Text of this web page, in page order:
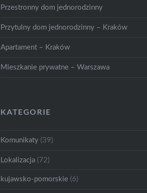
Przestronny dom jednorodzinny
Przytulny dom jednorodzinny – Kraków
Apartament – Kraków
Mieszkanie prywatne – Warszawa
KATEGORIE
Komunikaty (39)
Lokalizacja (72)
kujawsko-pomorskie (6)